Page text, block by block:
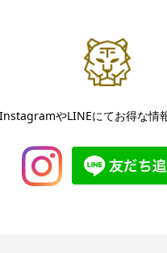
InstagramやLINEにてお得な情